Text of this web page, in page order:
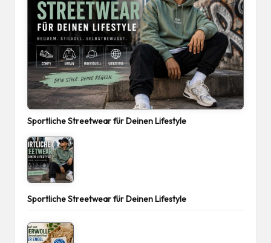
Sportliche Streetwear für Deinen Lifestyle
Sportliche Streetwear für Deinen Lifestyle